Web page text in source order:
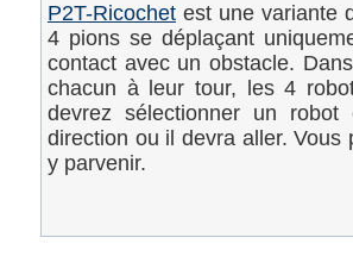
P2T-Ricochet est une variante
4 pions se déplaçant
contact avec un obstacle.
chacun à leur tour, les 4
devrez sélectionner un
direction ou il devra aller.
y parvenir.